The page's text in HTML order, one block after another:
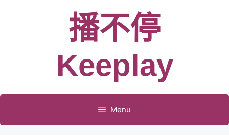
播不停
Keeplay
Menu